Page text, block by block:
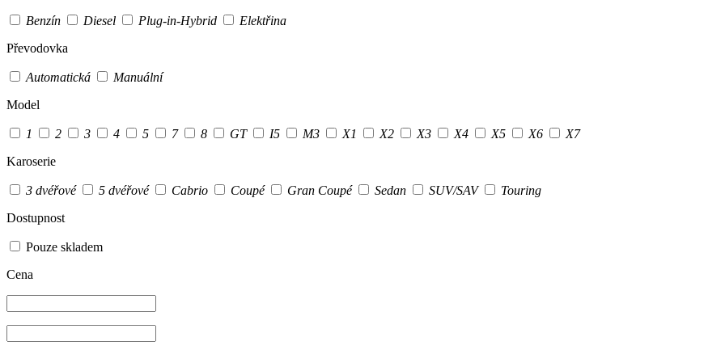
Benzín Diesel Plug-in-Hybrid
Elektřina
Převodovka
Automatická
Manuální
Model
1 2 3 4 5 7 8 GT I5 M3 X1 X2 X3 X4 X5 X6
X7
Karoserie
3 dvéřové 5 dvéřové Cabrio Coupé Gran Coupé Sedan SUV/SAV
Touring
Dostupnost
Pouze skladem
Cena